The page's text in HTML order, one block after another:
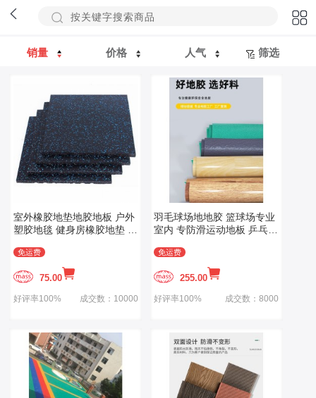
销量 价格 人气 筛选
室外橡胶地垫地胶地板 户外
塑胶地毯 健身房橡胶地垫 幼
免运费
75.00
好评率100% 成交数：10000
羽毛球场地地胶 篮球场专业
室内 专防滑运动地板 乒乓球
免运费
255.00
好评率100% 成交数：8000